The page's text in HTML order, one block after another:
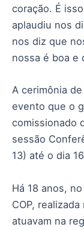
coração. É
aplaudiu nos
nos diz que
nossa é boa e
A cerimônia
evento que o
comissionado
sessão
13) até o dia
Há 18 anos,
COP,
atuavam na